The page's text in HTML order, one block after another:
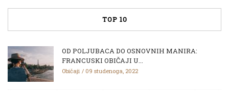
TOP 10
OD POLJUBACA DO OSNOVNIH MANIRA:
FRANCUSKI OBIČAJI U...
Običaji 09 studenoga, 2022